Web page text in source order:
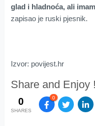
glad i hladnoća, ali
zapisao je ruski pjesnik.
Izvor: povijest.hr
Share and Enjoy !
0
SHARES
0